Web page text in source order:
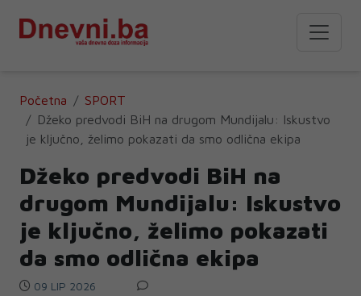
Početna
SPORT
Džeko predvodi BiH na drugom Mundijalu: Iskustvo
je ključno, želimo pokazati da smo odlična ekipa
Džeko predvodi BiH na
drugom Mundijalu: Iskustvo
je ključno, želimo pokazati
da smo odlična ekipa
09 LIP 2026